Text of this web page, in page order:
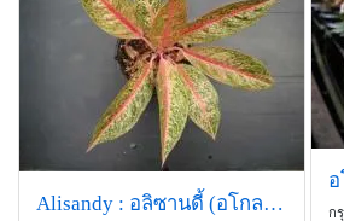
Alisandy : อลิซานดี้ (อโกลนีมา) NEW!! ก